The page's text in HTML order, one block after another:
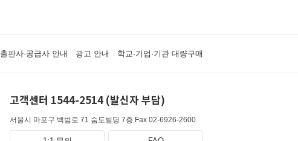
출판사·공급사 안내 광고 안내 학교·기업·기관 대량구매
고객센터 1544-2514 (발신자 부담)
서울시 마포구 백범로 71 숨도빌딩 7층 Fax 02-6926-2600